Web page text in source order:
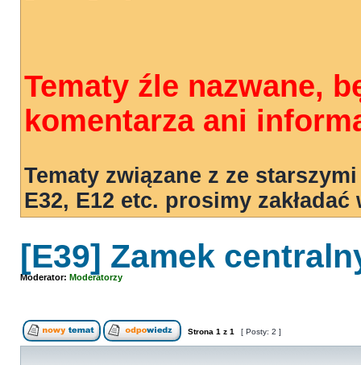
Tematy źle nazwane,
komentarza ani
Tematy związane z ze
E32, E12 etc. prosimy
[E39] Zamek
Moderator: Moderatorzy
Strona 1 z 1 [ Posty: 2 ]